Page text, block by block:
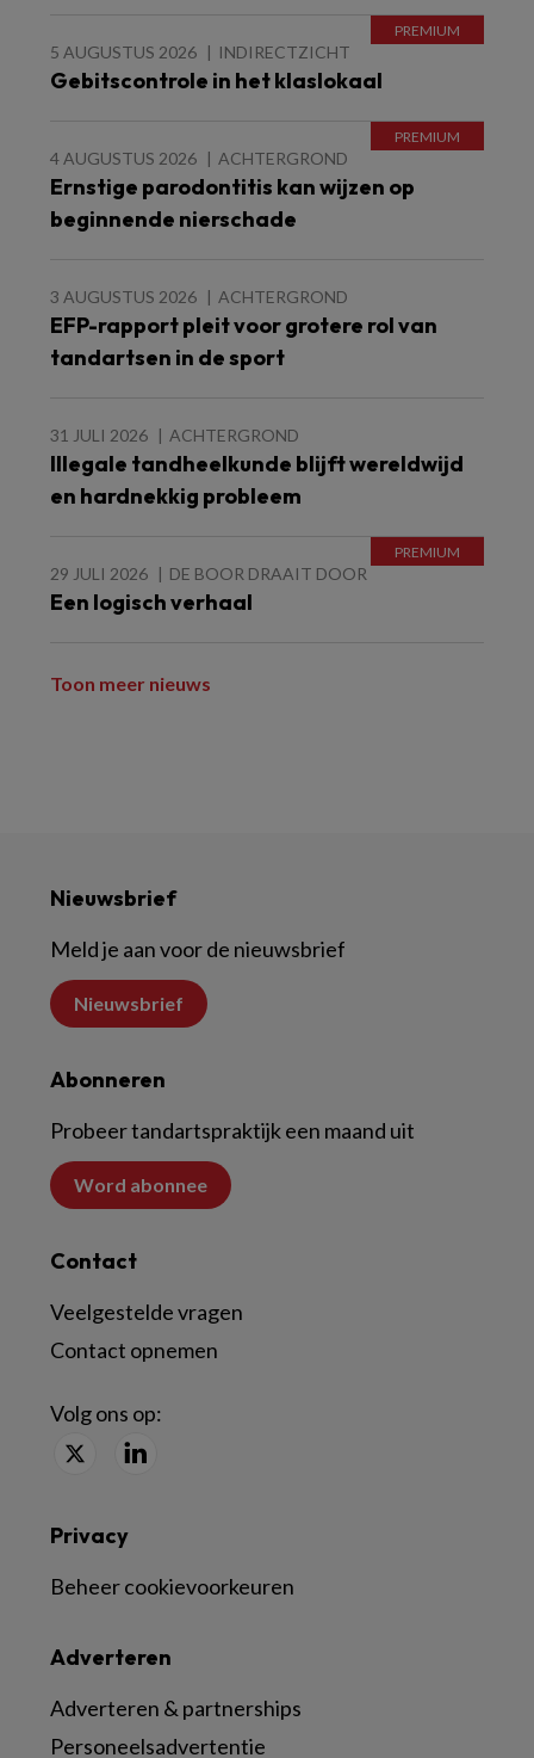
5 AUGUSTUS 2026 INDIRECTZICHT
Gebitscontrole in het klaslokaal
4 AUGUSTUS 2026 ACHTERGROND
Ernstige parodontitis kan wijzen op
beginnende nierschade
3 AUGUSTUS 2026 ACHTERGROND
EFP-rapport pleit voor grotere rol van
tandartsen in de sport
31 JULI 2026 ACHTERGROND
Illegale tandheelkunde blijft wereldwijd
en hardnekkig probleem
29 JULI 2026 DE BOOR DRAAIT DOOR
Een logisch verhaal
Toon meer nieuws
Nieuwsbrief
Meld je aan voor de nieuwsbrief
Nieuwsbrief
Abonneren
Probeer tandartspraktijk een maand uit
Word abonnee
Contact
Veelgestelde vragen
Contact opnemen
Volg ons op:
Adverteren
Adverteren & partnerships
Personeelsadvertentie
Privacy
Beheer cookievoorkeuren